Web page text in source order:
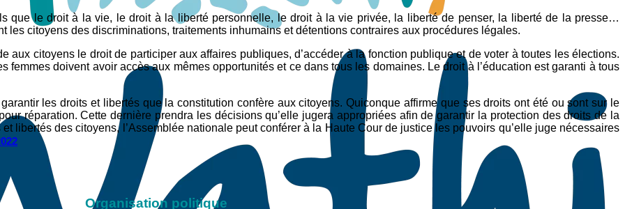
que le droit à la vie, le droit à la liberté personnelle, le droit à la vie privée, la liberté de penser, la liberté de la presse…
les citoyens des discriminations, traitements inhumains et détentions contraires aux procédures légales.
aux citoyens le droit de participer aux affaires publiques, d’accéder à la fonction publique et de voter à toutes les élections.
femmes doivent avoir accès aux mêmes opportunités et ce dans tous les domaines. Le droit à l’éducation est garanti à tous
les droits et libertés que la constitution confère aux citoyens. Quiconque affirme que ses droits ont été ou sont sur le
réparation. Cette dernière prendra les décisions qu’elle jugera appropriées afin de garantir la protection des droits de la
libertés des citoyens, l’Assemblée nationale peut conférer à la Haute Cour de justice les pouvoirs qu’elle juge nécessaires
Organisation politique